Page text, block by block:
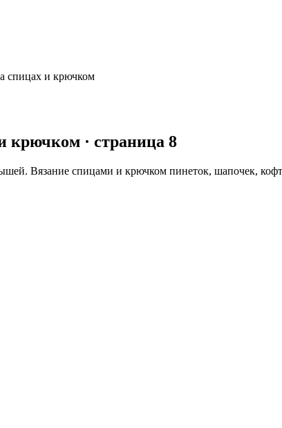
спицах и крючком
крючком · страница 8
Вязание спицами и крючком пинеток, шапочек,